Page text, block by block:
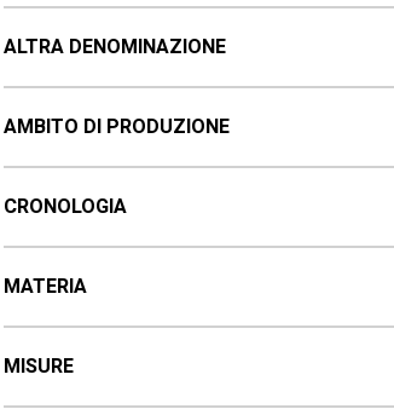
ALTRA DENOMINAZIONE
AMBITO DI PRODUZIONE
CRONOLOGIA
MATERIA
MISURE